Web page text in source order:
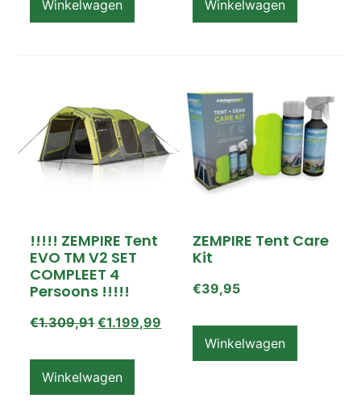
Winkelwagen Winkelwagen
!!!!! ZEMPIRE Tent
EVO TM V2 SET
COMPLEET 4
Persoons !!!!!
€1.309,91 €1.199,99
Winkelwagen
ZEMPIRE Tent Care
Kit
€39,95
Winkelwagen